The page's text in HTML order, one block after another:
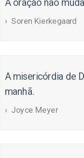
A oração não
Soren Kierkegaard
A misericórdia de
manhã.
Joyce Meyer